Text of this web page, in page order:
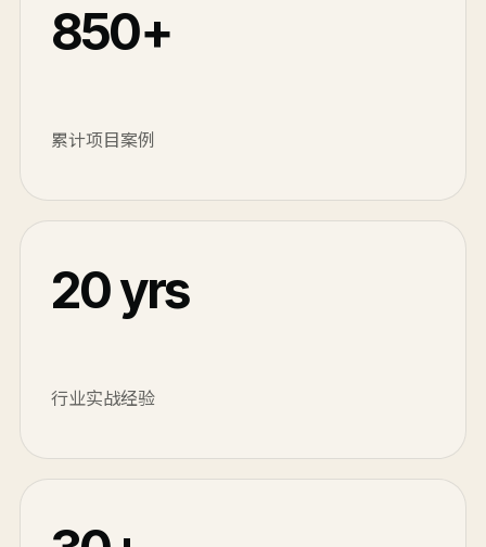
850+
累计项目案例
20 yrs
行业实战经验